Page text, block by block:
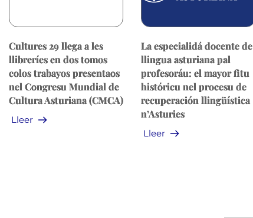
Cultures 29 llega a les
llibreríes en dos tomos
colos trabayos presentaos
nel Congresu Mundial de
Cultura Asturiana (CMCA)
Lleer
La especialidá docente de
llingua asturiana pal
profesoráu: el mayor fitu
históricu nel procesu de
recuperación llingüística
n’Asturies
Lleer